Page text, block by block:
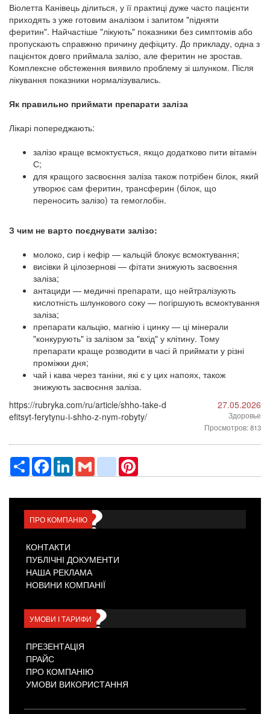
Віолетта Канівець ділиться, у її практиці дуже часто пацієнти
приходять з уже готовим аналізом і запитом "підняти
феритин". Найчастіше "лікують" показники без симптомів або
пропускають справжню причину дефіциту. До прикладу, одна з
пацієнток довго приймала залізо, але феритин не зростав.
Комплексне обстеження виявило проблему зі шлунком. Після
лікування показники нормалізувались.
Як правильно приймати препарати заліза
Лікарі попереджають:
залізо краще всмоктується, якщо додатково пити вітамін
С;
для кращого засвоєння заліза також потрібен білок, який
утворює сам феритин, трансферин (білок, що
переносить залізо) та гемоглобін.
З чим не варто поєднувати залізо:
молоко, сир і кефір — кальцій блокує всмоктування;
висівки й цілозернові — фітати знижують засвоєння
заліза;
антациди — медичні препарати, що нейтралізують
кислотність шлункового соку — погіршують всмоктування
заліза;
препарати кальцію, магнію і цинку — ці мінерали
"конкурують" із залізом за "вхід" у клітину. Тому
препарати краще розводити в часі й приймати у різні
проміжки дня;
чай і кава через таніни, які є у цих напоях, також
знижують засвоєння заліза.
https://rubryka.com/ru/article/shho-take-d
efitsyt-ferytynu-i-shho-z-nym-robyty/
27.05.2026
Здоровье
Просмотров: 813
РесурсFacebook
LinkedInGmail google_bookmarks
ПРО КОМПАНІЮ
КОНТАКТИ
ПУБЛІЧНІ ДОКУМЕНТИ
НАША РЕКЛАМА
НОВИНИ КОМПАНІЇ
УМОВИ І ТАРИФИ
ПРЕЗЕНТАЦІЯ
ПРАЙС
ПРО КОМПАНІЮ
УМОВИ ВИКОРИСТАННЯ